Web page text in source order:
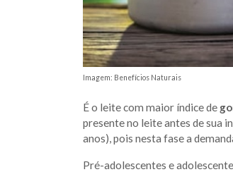
Imagem: Benefícios Naturais
É o leite com maior índice de
presente no leite antes de sua
anos), pois nesta fase a
Pré-adolescentes e